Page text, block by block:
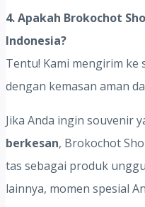
4. Apakah Brokochot
Indonesia?
Tentu! Kami mengirim ke
dengan kemasan aman
Jika Anda ingin souvenir
berkesan, Brokochot
tas sebagai produk
lainnya, momen spesial